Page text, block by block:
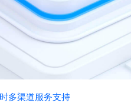
多渠道服务支持